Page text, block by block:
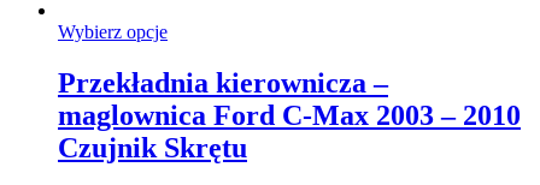
Wybierz opcjeTen
ma
wiele
wariantów.
Opcje
można
Przekładnia kierownicza –
maglownica Ford C-Max 2003 – 2010
Czujnik Skrętu